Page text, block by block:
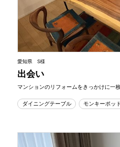
愛知県 S様
出会い
マンションのリフォームをきっかけに一
ダイニングテーブル モンキーポッ